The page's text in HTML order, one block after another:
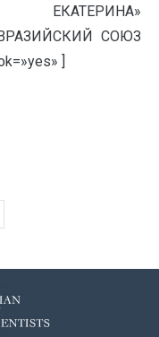
ЕКАТЕРИНА»
СОЮЗ
]